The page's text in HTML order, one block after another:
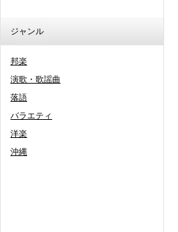
ジャンル
邦楽
演歌・歌謡曲
落語
バラエティ
洋楽
沖縄